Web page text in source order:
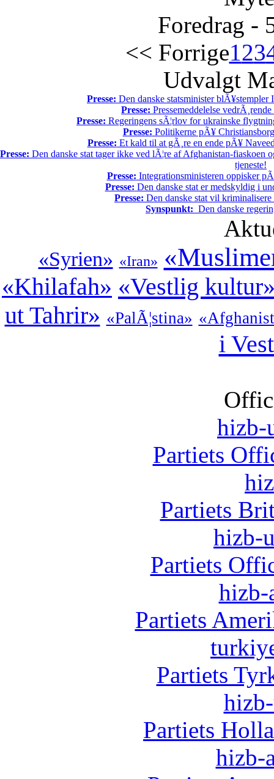
Foredrag -
<< Forrige123
Udvalgt
Presse: Den danske statsminister
Presse: Pressemeddelelse
Presse: Regeringens sÃ¦rlov for ukrainske
Presse: Politikerne pÃ¥
Presse: Et kald til at gÃ¸re en ende pÃ¥
Presse: Den danske stat tager ikke ved lÃ¦re af Afghanistan-
tjeneste!
Presse: Integrationsministeren oppisker
Presse: Den danske stat er medskyldig i
Presse: Den danske stat vil
Synspunkt: Den danske
«Syrien» «Iran»
«Khilafah» «Vestlig
ut Tahrir» «PalÃ¦stina»
i
hizb-
Partiets
Partiets
hizb-
Partiets
hizb-
Partiets
Partiets
Partiets
hizb-